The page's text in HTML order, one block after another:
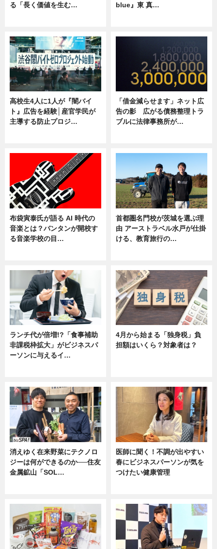
る「長く価値を生む…
blue』東 真…
高校生4人に1人が『闇バイ
ト』広告を経験│産官学民が
主導する防止プロジ…
「借金減らせます」ネット広
告の影 広がる債務整理トラ
ブルに法律事務所が…
布袋寅泰氏が語る AI 時代の
音楽とは？バンタンが開校す
る音楽学校の目…
首都圏名門校が茨城を選ぶ理
由 アーストラベル水戸が仕掛
ける、教育旅行の…
ランチ代が倍増!?「食事補助
非課税枠拡大」がビジネスパ
ーソンに与えるイ…
4月から始まる「独身税」負
担額はいくら？対象者は？
消えゆく在来野菜にテクノロ
ジーは何ができるのか──住友
金属鉱山「SOL…
医師に聞く！不調が出やすい
春にビジネスパーソンが気を
つけたい健康管理